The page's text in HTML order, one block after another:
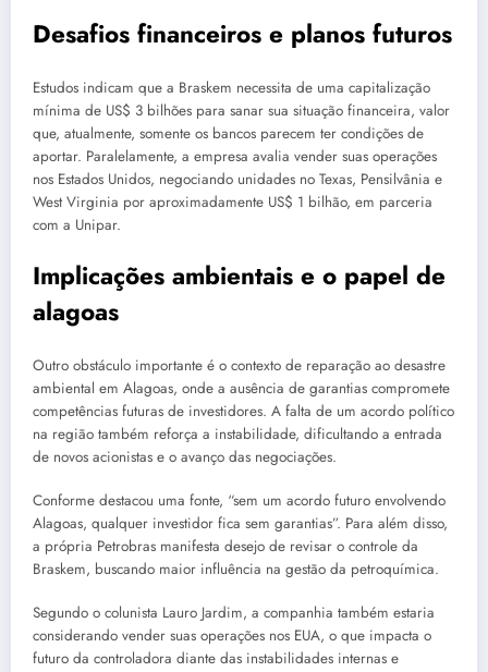
Desafios financeiros e planos futuros
Estudos indicam que a Braskem necessita de uma capitalização
mínima de US$ 3 bilhões para sanar sua situação financeira, valor
que, atualmente, somente os bancos parecem ter condições de
aportar. Paralelamente, a empresa avalia vender suas operações
nos Estados Unidos, negociando unidades no Texas, Pensilvânia e
West Virginia por aproximadamente US$ 1 bilhão, em parceria
com a Unipar.
Implicações ambientais e o papel de
alagoas
Outro obstáculo importante é o contexto de reparação ao desastre
ambiental em Alagoas, onde a ausência de garantias compromete
competências futuras de investidores. A falta de um acordo político
na região também reforça a instabilidade, dificultando a entrada
de novos acionistas e o avanço das negociações.
Conforme destacou uma fonte, “sem um acordo futuro envolvendo
Alagoas, qualquer investidor fica sem garantias”. Para além disso,
a própria Petrobras manifesta desejo de revisar o controle da
Braskem, buscando maior influência na gestão da petroquímica.
Segundo o colunista Lauro Jardim, a companhia também estaria
considerando vender suas operações nos EUA, o que impacta o
futuro da controladora diante das instabilidades internas e